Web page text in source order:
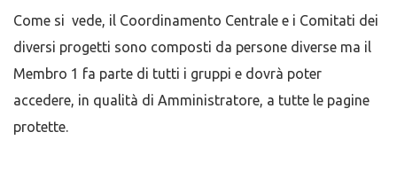
Come si vede, il Coordinamento Centrale e i Comitati dei
diversi progetti sono composti da persone diverse ma il
Membro 1 fa parte di tutti i gruppi e dovrà poter
accedere, in qualità di Amministratore, a tutte le pagine
protette.